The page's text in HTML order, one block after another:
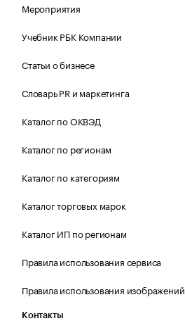
Мероприятия
Учебник РБК Компании
Статьи о бизнесе
Словарь PR и маркетинга
Каталог по ОКВЭД
Каталог по регионам
Каталог по категориям
Каталог торговых марок
Каталог ИП по регионам
Правила использования сервиса
Правила использования изображений
Контакты